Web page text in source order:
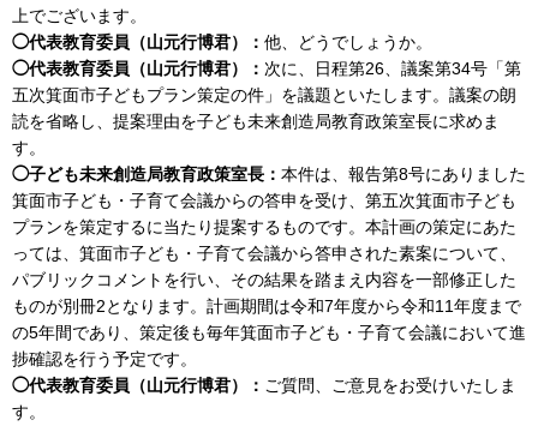
上でございます。
◯代表教育委員（山元行博君）： 他、どうでしょうか。
◯代表教育委員（山元行博君）： 次に、日程第26、議案第34号「第
五次箕面市子どもプラン策定の件」を議題といたします。議案の朗
読を省略し、提案理由を子ども未来創造局教育政策室長に求めま
す。
◯子ども未来創造局教育政策室長： 本件は、報告第8号にありました
箕面市子ども・子育て会議からの答申を受け、第五次箕面市子ども
プランを策定するに当たり提案するものです。本計画の策定にあた
っては、箕面市子ども・子育て会議から答申された素案について、
パブリックコメントを行い、その結果を踏まえ内容を一部修正した
ものが別冊2となります。計画期間は令和7年度から令和11年度まで
の5年間であり、策定後も毎年箕面市子ども・子育て会議において進
捗確認を行う予定です。
◯代表教育委員（山元行博君）： ご質問、ご意見をお受けいたしま
す。